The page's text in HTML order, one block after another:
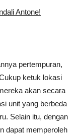
Antone!
pertempuran,
ketuk lokasi
akan secara
unit yang berbeda
Selain itu, dengan
dapat memperoleh